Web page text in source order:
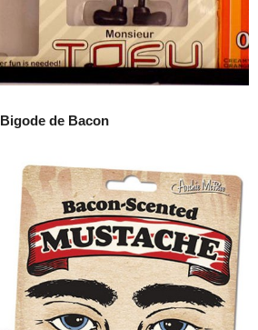
Bigode de Bacon